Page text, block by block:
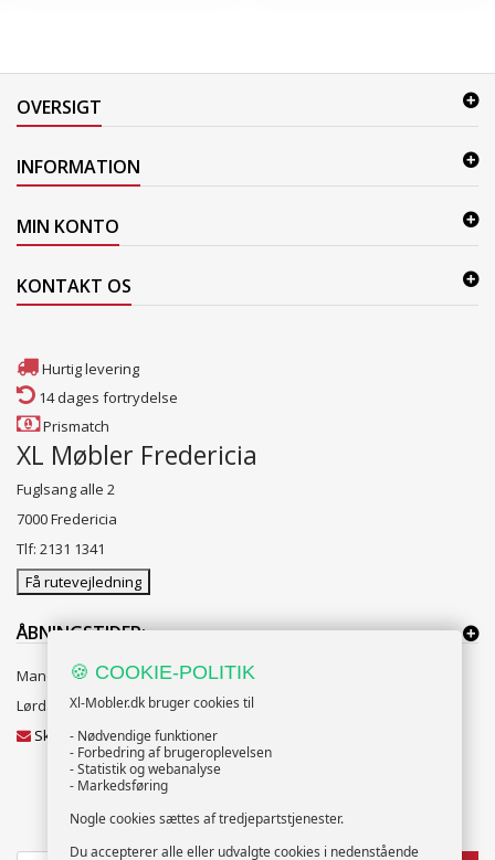
OVERSIGT
INFORMATION
MIN KONTO
KONTAKT OS
Hurtig levering
14 dages fortrydelse
Prismatch
XL Møbler Fredericia
Fuglsang alle 2
7000 Fredericia
Tlf: 2131 1341
Få rutevejledning
ÅBNINGSTIDER:
Mandag til Fredag 10:00 til 18:00
Lørdag og Søndag 10:00 til 16:00
Skriv til vores kundeservice
NYHEDSBREV
🍪 COOKIE-POLITIK
Xl-Mobler.dk bruger cookies til
- Nødvendige funktioner
- Forbedring af brugeroplevelsen
- Statistik og webanalyse
- Markedsføring
Nogle cookies sættes af tredjepartstjenester.
Du accepterer alle eller udvalgte cookies i nedenstående